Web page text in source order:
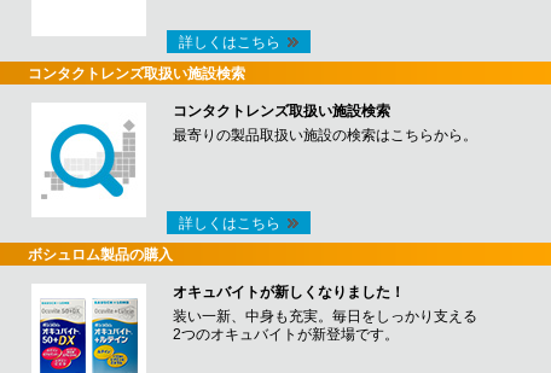
詳しくはこちら
コンタクトレンズ取扱い施設検索
コンタクトレンズ取扱い施設検索
最寄りの製品取扱い施設の検索はこちらから。
詳しくはこちら
ボシュロム製品の購入
オキュバイトが新しくなりました！
装い一新、中身も充実。毎日をしっかり支える
2つのオキュバイトが新登場です。